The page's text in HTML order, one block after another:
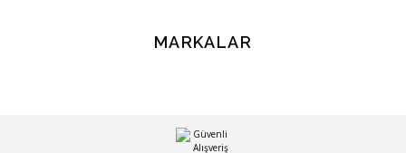
MARKALAR